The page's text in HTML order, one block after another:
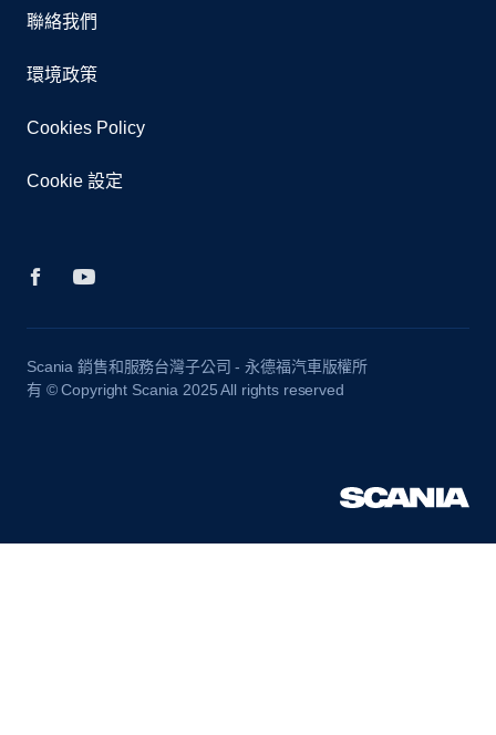
聯絡我們
環境政策
Cookies Policy
Cookie 設定
Scania 銷售和服務台灣子公司 - 永德福汽車版權所
有 © Copyright Scania 2025 All rights reserved